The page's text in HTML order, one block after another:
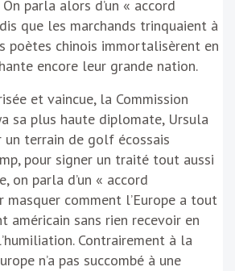
On parla alors d’un « accord
que les marchands trinquaient à
poètes chinois immortalisèrent en
encore leur grande nation.
et vaincue, la Commission
sa plus haute diplomate, Ursula
un terrain de golf écossais
pour signer un traité tout aussi
on parla d’un « accord
masquer comment l’Europe a tout
américain sans rien recevoir en
Contrairement à la
n’a pas succombé à une